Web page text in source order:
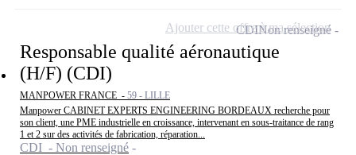
Responsable qualité aéronautique
(H/F) (CDI)
MANPOWER FRANCE - 59 - LILLE
Manpower CABINET EXPERTS ENGINEERING BORDEAUX recherche pour
son client, une PME industrielle en croissance, intervenant en sous-traitance de rang
1 et 2 sur des activités de fabrication, réparation...
CDI - Non renseigné
CDINon renseigné
Ajouter cette offre à ma sélection